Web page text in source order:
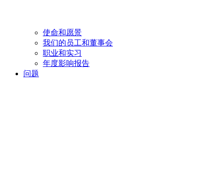
使命和愿景
我们的员工和董事会
职业和实习
年度影响报告
问题